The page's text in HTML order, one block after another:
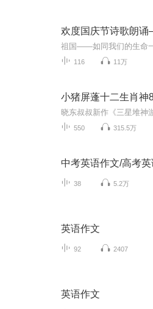
欢度国庆节诗歌朗
116 11万
550 315.5万
中考英语作文/高考
38 5.2万
英语作文
92 2407
英语作文